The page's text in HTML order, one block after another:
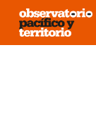
Skip